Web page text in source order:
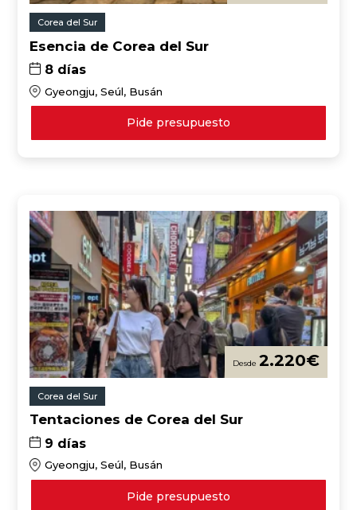
Corea del Sur
Esencia de Corea del Sur
8 días
Gyeongju, Seúl, Busán
Pide presupuesto
2.220€
Corea del Sur
Tentaciones de Corea del Sur
9 días
Gyeongju, Seúl, Busán
Pide presupuesto